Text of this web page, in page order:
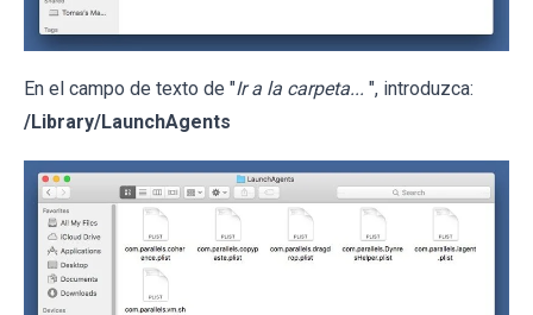
En el campo de texto de "Ir a la carpeta... ", introduzca:
/Library/LaunchAgents